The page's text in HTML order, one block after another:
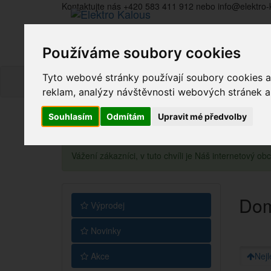
Používáme soubory cookies
Tyto webové stránky používají soubory cookies
reklam, analýzy návštěvnosti webových stránek
Souhlasím Odmítám Upravit mé předvolby
Kontaktujte nás +420 583 411 912 nebo
Vážení zákazníci, v tuto chvíli je Náš internetový
Výprodej
Novinky
Akce